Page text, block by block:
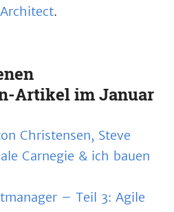
.
Artikel im Januar
Christensen, Steve
Carnegie & ich bauen
– Teil 3: Agile